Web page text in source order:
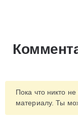
Пока что никто
материалу. Ты